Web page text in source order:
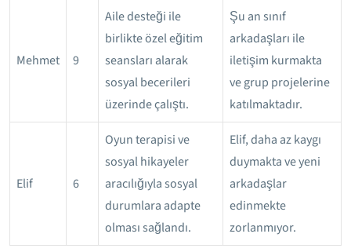
Mehmet 9
Aile desteği ile
birlikte özel eğitim
seansları alarak
sosyal becerileri
üzerinde çalıştı.
Şu an sınıf
arkadaşları ile
iletişim kurmakta
ve grup projelerine
katılmaktadır.
Elif 6
Oyun terapisi ve
sosyal hikayeler
aracılığıyla sosyal
durumlara adapte
olması sağlandı.
Elif, daha az kaygı
duymakta ve yeni
arkadaşlar
edinmekte
zorlanmıyor.